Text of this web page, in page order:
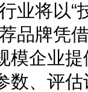
业将以“
品牌凭
模企业
数、评